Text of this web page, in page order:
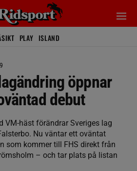
PLAY ISLAND
öppnar
debut
VM-häst förändrar Sveriges lag
Nu väntar ett oväntat
som kommer till FHS direkt från
– och tar plats på listan